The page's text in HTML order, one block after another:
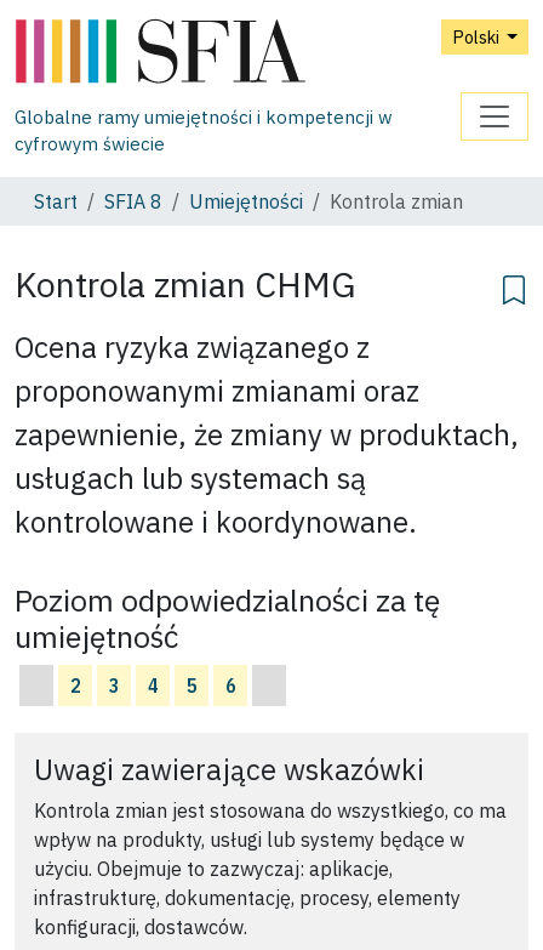
Polski
Globalne ramy umiejętności i kompetencji w
cyfrowym świecie
Start SFIA 8 Umiejętności Kontrola zmian
Kontrola zmian CHMG
Ocena ryzyka związanego z
proponowanymi zmianami oraz
zapewnienie, że zmiany w produktach,
usługach lub systemach są
kontrolowane i koordynowane.
Poziom odpowiedzialności za tę
umiejętność
2 3 4 5 6
Uwagi zawierające wskazówki
Kontrola zmian jest stosowana do wszystkiego, co ma
wpływ na produkty, usługi lub systemy będące w
użyciu. Obejmuje to zazwyczaj: aplikacje,
infrastrukturę, dokumentację, procesy, elementy
konfiguracji, dostawców.